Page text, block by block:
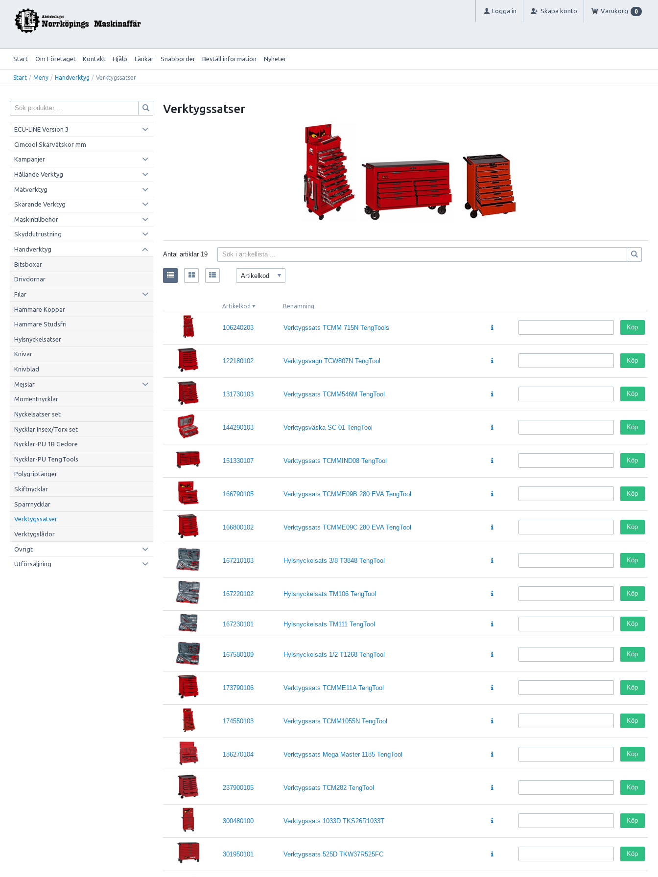
Logga in Skapa konto Varukorg 0
Start Om Företaget Kontakt Hjälp Länkar Snabborder Beställ information Nyheter
Start / Meny / Handverktyg / Verktygssatser
ECU-LINE Version 3
Cimcool Skärvätskor mm
Kampanjer
Hållande Verktyg
Mätverktyg
Skärande Verktyg
Maskintillbehör
Skyddutrustning
Handverktyg
Bitsboxar
Drivdornar
Filar
Hammare Koppar
Hammare Studsfri
Hylsnyckelsatser
Knivar
Knivblad
Mejslar
Momentnycklar
Nyckelsatser set
Nycklar Insex/Torx set
Nycklar-PU 1B Gedore
Nycklar-PU TengTools
Polygriptänger
Skiftnycklar
Spärrnycklar
Verktygssatser
Verktygslådor
Övrigt
Utförsäljning
Verktygssatser
Antal artiklar 19
Artikelkod
Artikelkod Benämning
106240203 Verktygssats TCMM 715N TengTools Köp
122180102 Verktygsvagn TCW807N TengTool Köp
131730103 Verktygssats TCMM546M TengTool Köp
144290103 Verktygsväska SC-01 TengTool Köp
151330107 Verktygssats TCMMIND08 TengTool Köp
166790105 Verktygssats TCMME09B 280 EVA TengTool Köp
166800102 Verktygssats TCMME09C 280 EVA TengTool Köp
167210103 Hylsnyckelsats 3/8 T3848 TengTool Köp
167220102 Hylsnyckelsats TM106 TengTool Köp
167230101 Hylsnyckelsats TM111 TengTool Köp
167580109 Hylsnyckelsats 1/2 T1268 TengTool Köp
173790106 Verktygssats TCMME11A TengTool Köp
174550103 Verktygssats TCMM1055N TengTool Köp
186270104 Verktygssats Mega Master 1185 TengTool Köp
237900105 Verktygssats TCM282 TengTool Köp
300480100 Verktygssats 1033D TKS26R1033T Köp
301950101 Verktygssats 525D TKW37R525FC Köp